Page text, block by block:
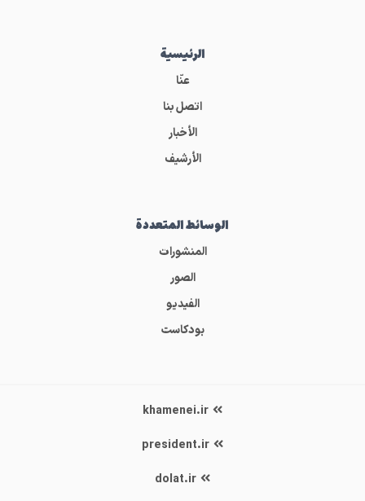
الرئيسية
عنّا
اتصل بنا
الأخبار
الأرشيف
الوسائط المتعددة
المنشورات
الصور
الفيديو
بودكاست
khamenei.ir
president.ir
dolat.ir